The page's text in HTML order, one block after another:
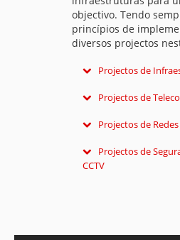
objectivo. Tendo
princípios de
diversos projectos
Projectos de
Elaboramos Projectos
cliente, na segurança,
Projectos de
Elaboramos Projectos
de maneira a
cómoda e segura.
Projectos de
Projectamos,
Informáticas, desde a
Projectos de
CCTV
económica.